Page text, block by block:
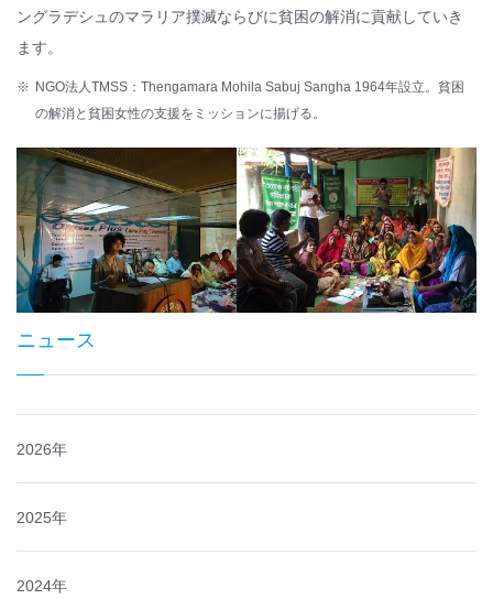
ングラデシュのマラリア撲滅ならびに貧困の解消に貢献していき
ます。
NGO法人TMSS：Thengamara Mohila Sabuj Sangha 1964年設立。貧困
の解消と貧困女性の支援をミッションに揚げる。
ニュース
2026年
2025年
2024年